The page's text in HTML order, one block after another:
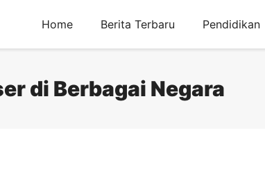
Home Berita Terbaru Pendidikan
di Berbagai Negara